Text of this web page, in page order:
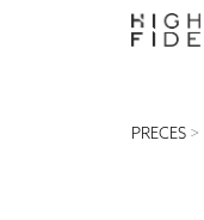
PRECES >